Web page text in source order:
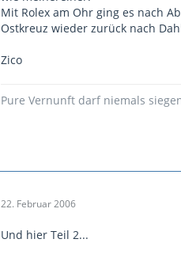
Mit Rolex am Ohr ging es nach
Ostkreuz wieder zurück nach
Zico
Pure Vernunft darf niemals
22. Februar 2006
Und hier Teil 2...